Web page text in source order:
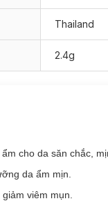
Thailand
2.4g
cho da săn chắc,
da ẩm mịn.
viêm mụn.